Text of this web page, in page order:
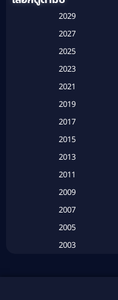
Based on a True
Based on a
2029
2027
2025
2023
2021
2019
2017
2015
2013
2011
2009
2007
2005
2003